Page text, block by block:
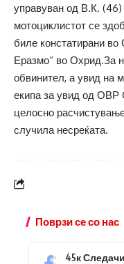
управуван од В.К. (46)
мотоциклистот се
биле констатирани
Еразмо“ во Охрид.За
обвинител, а увид на
екипа за увид од ОВР
целосно
случила несреќата.
Поврзи се со нас
45кСледачи